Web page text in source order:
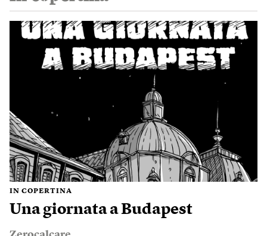
IN COPERTINA
Una giornata a Budapest